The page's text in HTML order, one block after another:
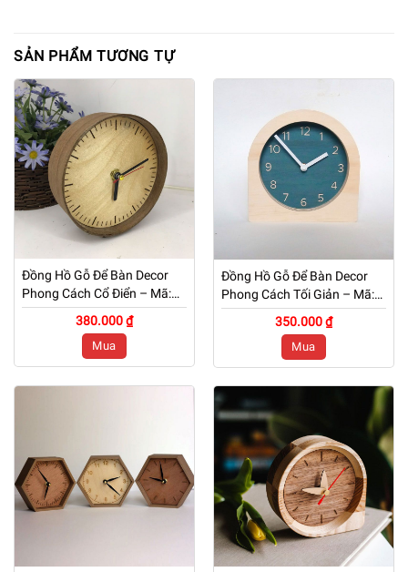
SẢN PHẨM TƯƠNG TỰ
Đồng Hồ Gỗ Để Bàn Decor
Phong Cách Cổ Điển – Mã:
DB 021
380.000 ₫
Mua
Đồng Hồ Gỗ Để Bàn Decor
Phong Cách Tối Giản – Mã:
DB 020
350.000 ₫
Mua